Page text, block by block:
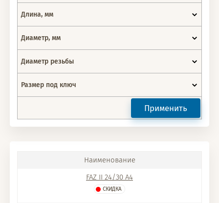
Применить
Длина, мм
Диаметр, мм
Диаметр резьбы
Размер под ключ
FAZ II 24/30 A4
СКИДКА